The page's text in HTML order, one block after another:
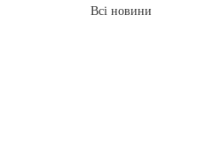
Всі новини